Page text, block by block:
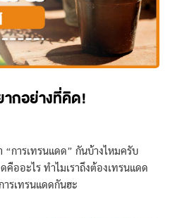
ากอย่างที่คิด!
“การเทรนแดด” กันบ้างไหมครับ
คืออะไร ทำไมเราถึงต้องเทรนแดด
ารเทรนแดดกันฮะ